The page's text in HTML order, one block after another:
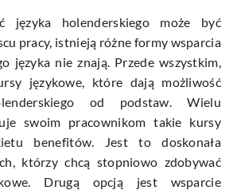
języka holenderskiego może być
pracy, istnieją różne formy wsparcia
języka nie znają. Przede wszystkim,
językowe, które dają możliwość
od podstaw. Wielu
swoim pracownikom takie kursy
benefitów. Jest to doskonała
którzy chcą stopniowo zdobywać
Drugą opcją jest wsparcie